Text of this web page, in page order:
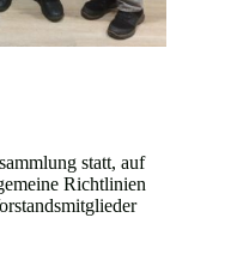
statt, auf
Richtlinien